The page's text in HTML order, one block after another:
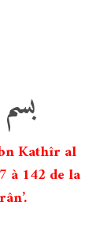
Kathîr al
à 142 de la